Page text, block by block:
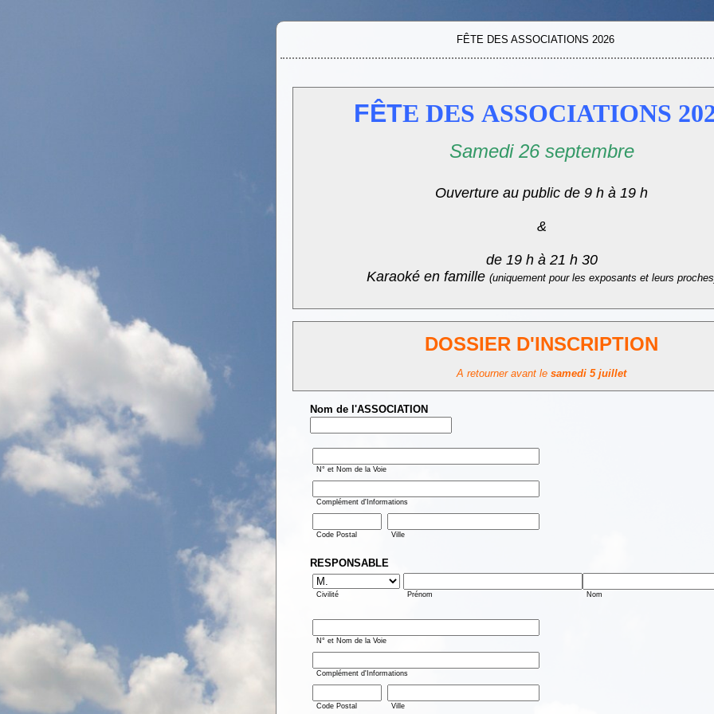
FÊTE DES ASSOCIATIONS 2026
FÊTE DES ASSOCIATIONS
Samedi 26 septembre
Ouverture au public de 9 h à 19 h
&
de19 h à 21 h 30
Karaoké en famille (uniquement pour les exposants et leurs
DOSSIER D'INSCRIPTION
A retourner avant le samedi 5 juillet
Nom de l'ASSOCIATION
N° et Nom de la Voie
Complément d'Informations
Code Postal Ville
RESPONSABLE
Civilité Prénom Nom
N° et Nom de la Voie
Complément d'Informations
Code Postal Ville